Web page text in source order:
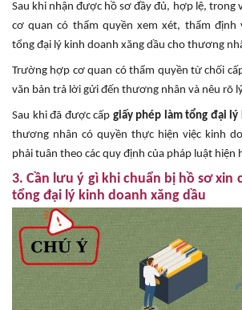
Sau khi nhận được hồ sơ đầy đủ, hợp lệ, trong
cơ quan có thẩm quyền xem xét, thẩm định
tổng đại lý kinh doanh xăng dầu cho thương
Trường hợp cơ quan có thẩm quyền từ chối
văn bản trả lời gửi đến thương nhân và nêu rõ
Sau khi đã được cấp giấy phép làm tổng đại lý
thương nhân có quyền thực hiện việc kinh
phải tuân theo các quy định của pháp luật hiện
3. Cần lưu ý gì khi chuẩn bị hồ sơ xin
tổng đại lý kinh doanh xăng dầu